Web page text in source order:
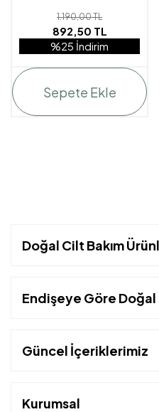
1.190,00 TL
892,50 TL
%25 İndirim
Sepete Ekle
Doğal Cilt Bakım
Endişeye Göre Doğal
Güncel İçeriklerimiz
Kurumsal